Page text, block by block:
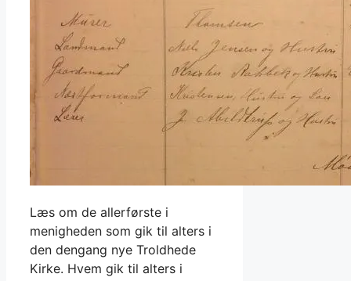
Læs om de allerførste i
menigheden som gik til alters i
den dengang nye Troldhede
Kirke. Hvem gik til alters i